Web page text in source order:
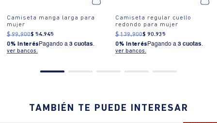
Camiseta manga larga para
mujer
$ 99.900$ 54.945
0% Interés Pagando a 3 cuotas.
ver bancos.
Camiseta regular cuello
redondo para mujer
$ 139.900$ 90.935
0% Interés Pagando a 3 cuotas.
ver bancos.
TAMBIÉN TE PUEDE INTERESAR